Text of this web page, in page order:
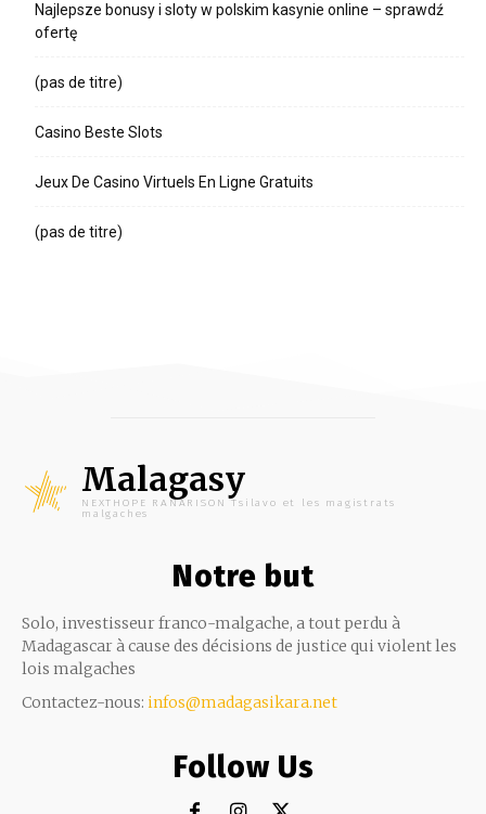
Najlepsze bonusy i sloty w polskim kasynie online – sprawdź
ofertę
(pas de titre)
Casino Beste Slots
Jeux De Casino Virtuels En Ligne Gratuits
(pas de titre)
Malagasy
NEXTHOPE RANARISON Tsilavo et les magistrats
malgaches
Notre but
Solo, investisseur franco-malgache, a tout perdu à
Madagascar à cause des décisions de justice qui violent les
lois malgaches
Contactez-nous: infos@madagasikara.net
Follow Us